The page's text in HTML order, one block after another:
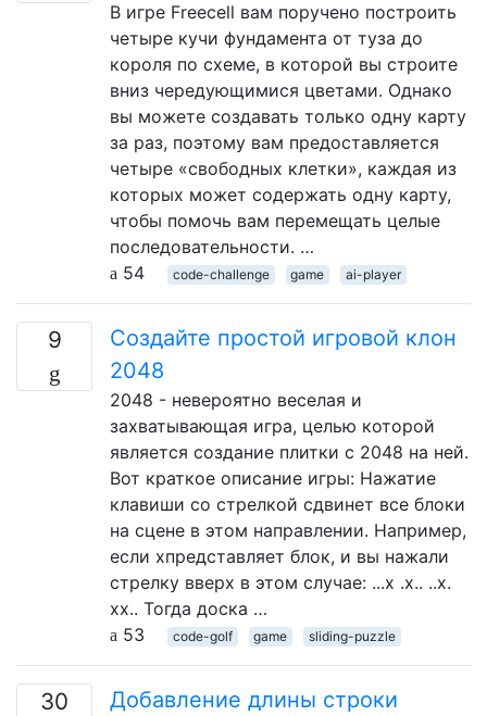
В игре Freecell вам поручено построить
четыре кучи фундамента от туза до
короля по схеме, в которой вы строите
вниз чередующимися цветами. Однако
вы можете создавать только одну карту
за раз, поэтому вам предоставляется
четыре «свободных клетки», каждая из
которых может содержать одну карту,
чтобы помочь вам перемещать целые
последовательности. …
54
code-challenge game ai-player
9
Создайте простой игровой клон
2048
2048 - невероятно веселая и
захватывающая игра, целью которой
является создание плитки с 2048 на ней.
Вот краткое описание игры: Нажатие
клавиши со стрелкой сдвинет все блоки
на сцене в этом направлении. Например,
если xпредставляет блок, и вы нажали
стрелку вверх в этом случае: ...x .x.. ..x.
xx.. Тогда доска …
53
code-golf game sliding-puzzle
30 Добавление длины строки